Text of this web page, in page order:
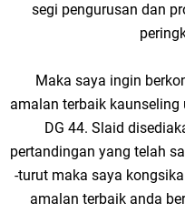
segi pengurusan dan
Maka saya ingin
amalan terbaik kaunseling
DG 44. Slaid
pertandingan yang telah
-turut maka saya
amalan terbaik anda